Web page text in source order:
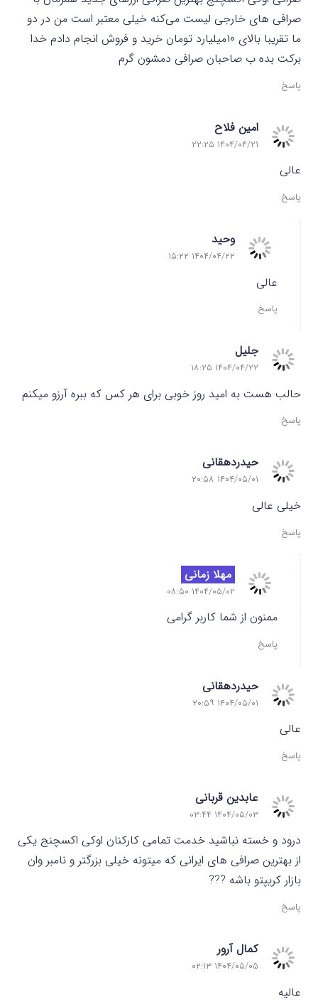
صرافی های خارجی لیست می‌کنه خیلی معتبر است من در دو
ما تقریبا بالای ۱۰میلیارد تومان خرید و فروش انجام دادم خدا
برکت بده ب صاحبان صرافی دمشون گرم
پاسخ
امین فلاح
۱۴۰۴/۰۴/۲۱ ۲۲:۲۵
عالی
پاسخ
وحید
۱۴۰۴/۰۴/۲۲ ۱۵:۲۲
عالی
پاسخ
جلیل
۱۴۰۴/۰۴/۲۲ ۱۸:۲۵
حالب هست به امید روز خوبی برای هر کس که ببره آرزو میکنم
پاسخ
حیدردهقانی
۱۴۰۴/۰۵/۰۱ ۲۰:۵۸
خیلی عالی
پاسخ
مهلا زمانی
۱۴۰۴/۰۵/۰۲ ۰۸:۵۰
ممنون از شما کاربر گرامی
پاسخ
حیدردهقانی
۱۴۰۴/۰۵/۰۱ ۲۰:۵۹
عالی
پاسخ
عابدین قربانی
۱۴۰۴/۰۵/۰۳ ۰۳:۴۴
درود و خسته نباشید خدمت تمامی کارکنان اوکی اکسچنج یکی
از بهترین صرافی های ایرانی که میتونه خیلی بزرگتر و نامبر وان
بازار کریپتو باشه ???
پاسخ
کمال آرور
۱۴۰۴/۰۵/۰۵ ۰۲:۱۳
عالیه